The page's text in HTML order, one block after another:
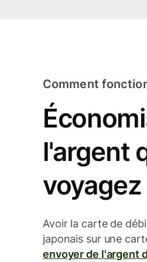
l'argent
Comment
Avoir la carte de
japonais sur une
envoyer de l'argent